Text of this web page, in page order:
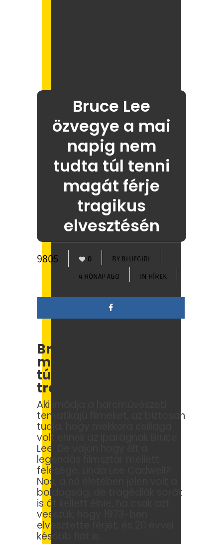
Bruce Lee
özvegye a mai
napig nem
tudta túl tenni
magát férje
tragikus
elvesztésén
9805 0 BY BLUEGIRL
4 HÓNAP AGO IN HÍREK
Bruce Lee özvegye a
mai napig nem tudta
túl tenni magát férje
tragikus elvesztésén
Aki imádja a harcművészeti
tematikájú filmeket, az biztosan
tudja, hogy mekkora csillaga
volt ennek az iparágnak Bruce
Lee. De vajon hogy élt a
legendás filmsztár mellett
felesége, Linda Lee Cadwell?
Nos, a nő életében jelen volt a
boldogság, de tragédiák sorát
is át kellett élnie, ha csak azt
vesszük, hogy 1973-ben
elvesztette férjét, és 20 évvel
később fiát is.